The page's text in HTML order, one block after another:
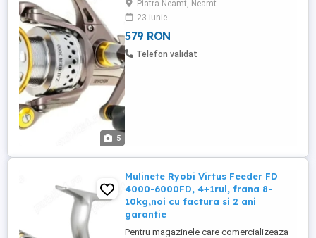
5
detalii) Produsul este NOU in cutie, fisa
tehnica, schema ! Pretul este pentru o
singura mulineta (mai multe bucati
disponibile) Pretul este fix! Fara schimburi
Piatra Neamt, Neamt
23 iunie
579 RON
Telefon validat
Mulinete Ryobi Virtus Feeder FD
4000-6000FD, 4+1rul, frana 8-
10kg,noi cu factura si 2 ani
garantie
Pentru magazinele care comercializeaza